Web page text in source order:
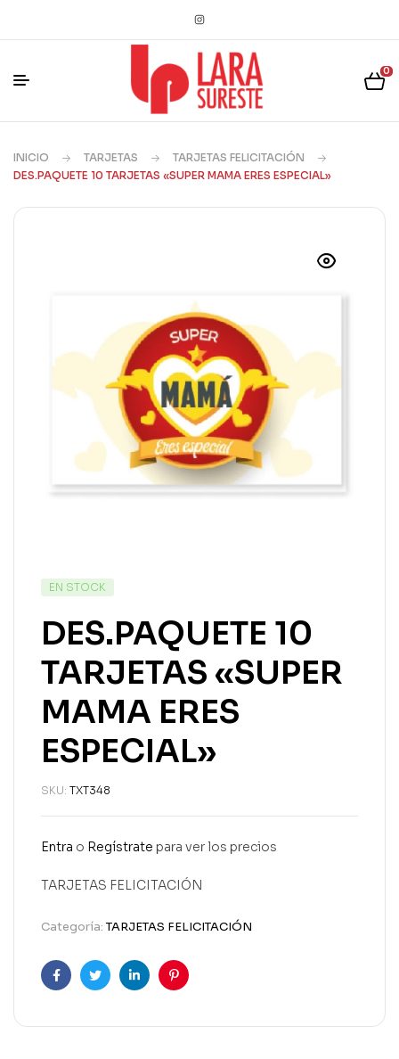
0
INICIO TARJETAS
TARJETAS FELICITACIÓN
DES.PAQUETE 10 TARJETAS «SUPER MAMA ERES ESPECIAL»
EN STOCK
DES.PAQUETE 10
TARJETAS «SUPER
MAMA ERES
ESPECIAL»
SKU: TXT348
Entra o Regístrate para ver los precios
TARJETAS FELICITACIÓN
Categoría:TARJETAS FELICITACIÓN
FacebookTwitterLinkedinPinterest